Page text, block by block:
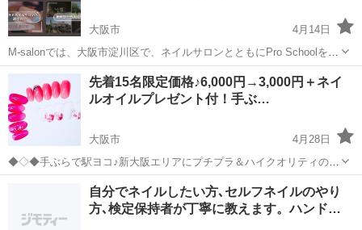
大阪市
4月14日
M-salonでは、大阪市淀川区で、ネイルサロンとともにPro Schoolを開
校し、ネイルレッスンをしております！ M-salonのネイルレッスンで
は、 「ネイルに行くより自分でしたい」 「ネイルケアについて詳し...
大阪 大阪市 ネイル ネイルレッスン
先着15名限定価格♪6,000円→3,000円＋ネイ
ルオイルプレゼント付！手ぶ…
大阪市
4月28日
◆◇◆手ぶらで駅ヨコ♪新大阪エリアにプチプラ＆ハイクオリティのセ
ルフネイルスクールがopenします♪＊厚生労働大臣許可27-ユ-302197医
療職対象の紹介会社が母体ですので安心＊道具は全て無料レンタル♪ジ
ェルの基本セット（...
ネイル レッスン
自分でネイルしたい方､セルフネイルのやり
方､検定保持者が丁寧に教えます。ハンド…